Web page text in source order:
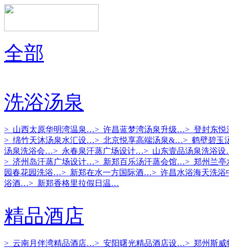
全部
洗浴汤泉
> 山西太原华明湾温泉…> 许昌蓝梦湾汤泉升级…> 登封东
> 绵竹天沐汤泉水汇设…> 北京悦享高端汤泉&…> 鹤壁碧玉
汤泉洗浴会…> 永春泉汗蒸广场设计…> 山东壹品汤泉洗浴
> 济州岛汗蒸广场设计…> 新郑百乐汤汗蒸会馆…> 郑州兰
园春花园洗浴…> 新郑在水一方国际酒…> 许昌水浴海天洗
浴酒…> 新郑香格里拉假日温…
精品酒店
> 云南月伴湾精品酒店…> 安阳曙光精品酒店设…> 郑州斯